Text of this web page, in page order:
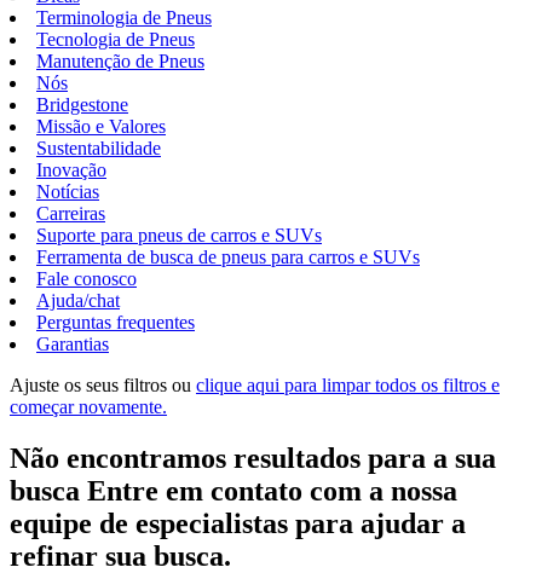
Terminologia de Pneus
Tecnologia de Pneus
Manutenção de Pneus
Nós
Bridgestone
Missão e Valores
Sustentabilidade
Inovação
Notícias
Carreiras
Suporte para pneus de carros e SUVs
Ferramenta de busca de pneus para carros e SUVs
Fale conosco
Ajuda/chat
Perguntas frequentes
Garantias
Ajuste os seus filtros ou clique aqui para limpar todos os filtros e
começar novamente.
Não encontramos resultados para a sua
busca Entre em contato com a nossa
equipe de especialistas para ajudar a
refinar sua busca.